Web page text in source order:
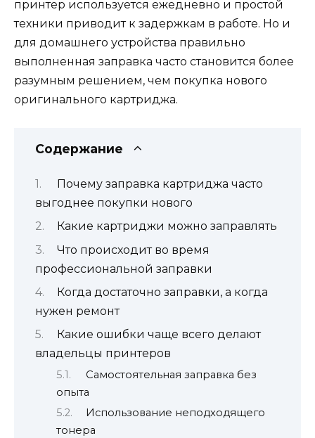
принтер используется ежедневно и простой
техники приводит к задержкам в работе. Но и
для домашнего устройства правильно
выполненная заправка часто становится более
разумным решением, чем покупка нового
оригинального картриджа.
Содержание
Почему заправка картриджа часто
выгоднее покупки нового
Какие картриджи можно заправлять
Что происходит во время
профессиональной заправки
Когда достаточно заправки, а когда
нужен ремонт
Какие ошибки чаще всего делают
владельцы принтеров
Самостоятельная заправка без
опыта
Использование неподходящего
тонера